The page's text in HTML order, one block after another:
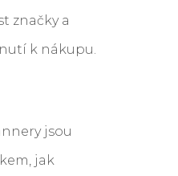
značky a
k nákupu.
jsou
jak